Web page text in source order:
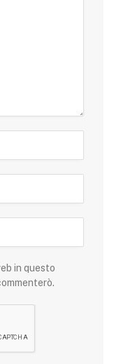
in questo